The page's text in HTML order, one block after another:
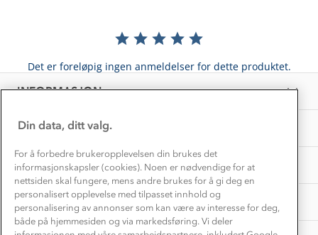
Det er foreløpig ingen anmeldelser for dette produktet.
INFORMASJON
Bedrift, barnehage og SFO
Presse
OM OSS
Samarbeide med oss?
TIPS OG RÅD
Vask og vedlikehold
EL-retur
Store størrelser
Turmat oppskrifter
Beredskap
AKTIVITETER
Få turinspirasjon og tips her⛰
Overnatte utendørs⛺
Leirskole 🥾
Barnehageansatt
Tips til hyttetur
Din data, ditt valg.
For å forbedre brukeropplevelsen din brukes det
informasjonskapsler (cookies). Noen er nødvendige for at
nettsiden skal fungere, mens andre brukes for å gi deg en
personalisert opplevelse med tilpasset innhold og
personalisering av annonser som kan være av interesse for deg,
både på hjemmesiden og via markedsføring. Vi deler